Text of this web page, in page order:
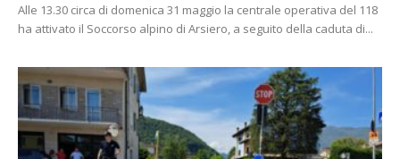
Alle 13.30 circa di domenica 31 maggio la centrale operativa del 118
ha attivato il Soccorso alpino di Arsiero, a seguito della caduta di...